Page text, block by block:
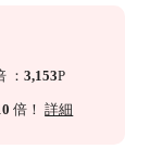
：3,153P
倍！詳細